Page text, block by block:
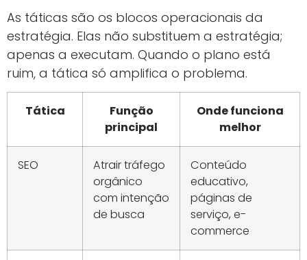
As táticas são os blocos operacionais da
estratégia. Elas não substituem a estratégia;
apenas a executam. Quando o plano está
ruim, a tática só amplifica o problema.
Tática
Função
principal
Onde funciona
melhor
SEO
Atrair tráfego
orgânico
com intenção
de busca
Conteúdo
educativo,
páginas de
serviço, e-
commerce